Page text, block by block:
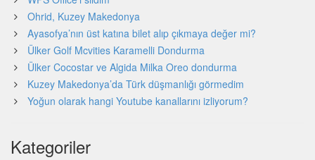
Ohrid, Kuzey Makedonya
Ayasofya’nın üst katına bilet alıp çıkmaya değer mi?
Ülker Golf Mcvities Karamelli Dondurma
Ülker Cocostar ve Algida Milka Oreo dondurma
Kuzey Makedonya’da Türk düşmanlığı görmedim
Yoğun olarak hangi Youtube kanallarını izliyorum?
Kategoriler